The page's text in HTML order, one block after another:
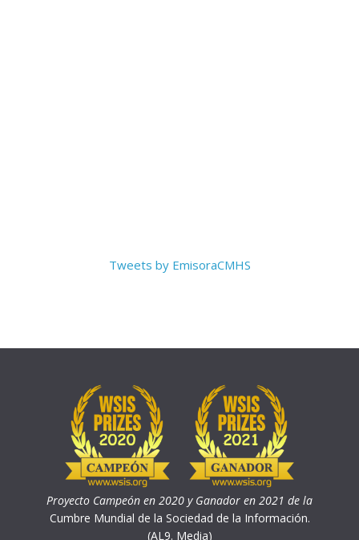
Tweets by EmisoraCMHS
Proyecto Campeón en 2020 y Ganador en 2021 de la
Cumbre Mundial de la Sociedad de la Información.
(AL9. Media)